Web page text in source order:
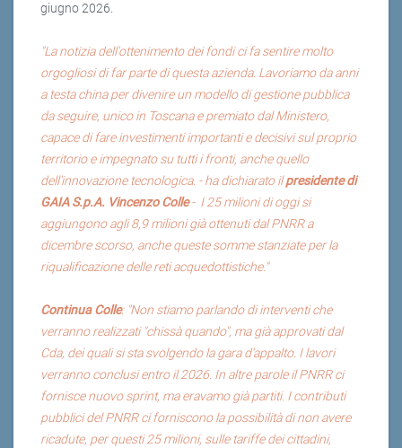
giugno 2026.
"La notizia dell'ottenimento dei fondi ci fa sentire molto
orgogliosi di far parte di questa azienda. Lavoriamo da anni
a testa china per divenire un modello di gestione pubblica
da seguire, unico in Toscana e premiato dal Ministero,
capace di fare investimenti importanti e decisivi sul proprio
territorio e impegnato su tutti i fronti, anche quello
dell'innovazione tecnologica. - ha dichiarato ilpresidente di
GAIA S.p.A. Vincenzo Colle- I 25 milioni di oggi si
aggiungono agli 8,9 milioni già ottenuti dal PNRR a
dicembre scorso, anche queste somme stanziate per la
riqualificazione delle reti acquedottistiche."
Continua Colle: "Non stiamo parlando di interventi che
verranno realizzati "chissà quando", ma già approvati dal
Cda, dei quali si sta svolgendo la gara d'appalto. I lavori
verranno conclusi entro il 2026. In altre parole il PNRR ci
fornisce nuovo sprint, ma eravamo già partiti. I contributi
pubblici del PNRR ci forniscono la possibilità di non avere
ricadute, per questi 25 milioni, sulle tariffe dei cittadini,